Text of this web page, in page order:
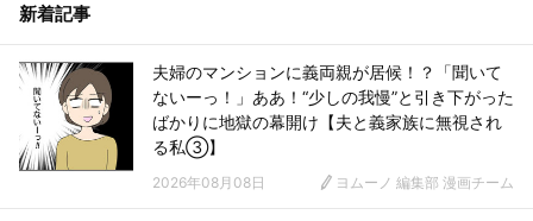
新着記事
夫婦のマンションに義両親が居候！？「聞いて
ないーっ！」ああ！“少しの我慢”と引き下がった
ばかりに地獄の幕開け【夫と義家族に無視され
る私③】
2026年08月08日 ヨムーノ 編集部 漫画チーム